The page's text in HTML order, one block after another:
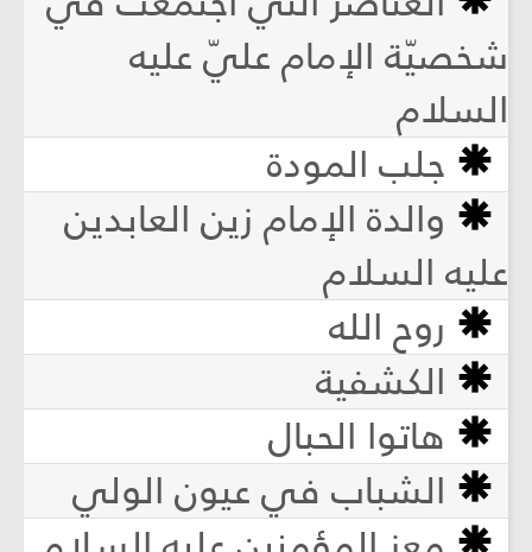
شخصيّة الإمام عليّ عليه
السلام
جلب المودة
والدة الإمام زين العابدين
عليه السلام
روح الله
الكشفية
هاتوا الحبال
الشباب في عيون الولي